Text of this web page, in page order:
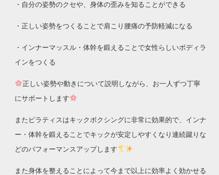
・自分の姿勢のクセや、身体の歪みを知ることができる
・正しい姿勢をつくることで肩こり腰痛の予防軽減になる
・インナーマッスル・体幹を鍛えることで女性らしいボディラ
インをつくる
正しい姿勢や動きについて説明しながら、お一人ずつ丁寧
にサポートします
またピラティスはキックボクシングに非常に効果的で、インナ
ー・体幹を鍛えることでキックが安定しやすくなり連続蹴りな
どのパフォーマンスアップします
また身体を整えることによって今まで以上に効率よく効かせる